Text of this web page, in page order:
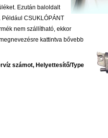
Ezután baloldalt
CSUKLÓPÁNT
nem szállítható, ekkor
kattintva bővebb
számot, Helyettesítő/Type